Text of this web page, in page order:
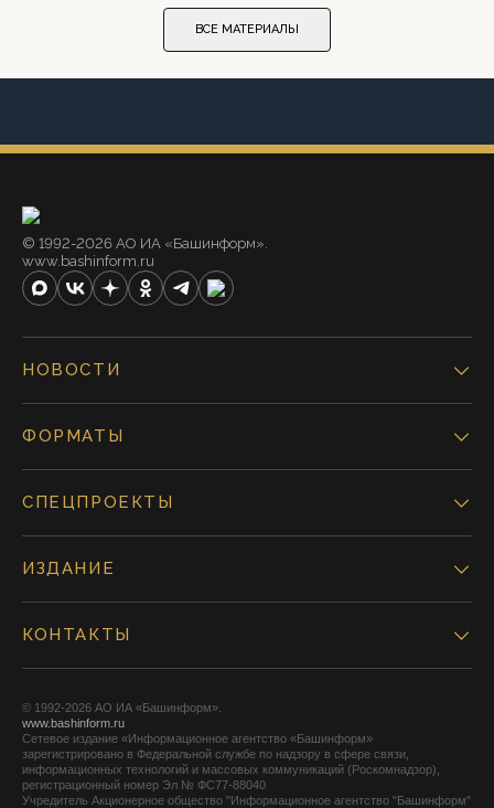
ВСЕ МАТЕРИАЛЫ
© 1992-2026 АО ИА «Башинформ».
www.bashinform.ru
НОВОСТИ
ФОРМАТЫ
СПЕЦПРОЕКТЫ
ИЗДАНИЕ
КОНТАКТЫ
© 1992-2026 АО ИА «Башинформ».
www.bashinform.ru
Сетевое издание «Информационное агентство «Башинформ»
зарегистрировано в Федеральной службе по надзору в сфере связи,
информационных технологий и массовых коммуникаций (Роскомнадзор),
регистрационный номер Эл № ФС77-88040
Учредитель Акционерное общество "Информационное агентство "Башинформ"